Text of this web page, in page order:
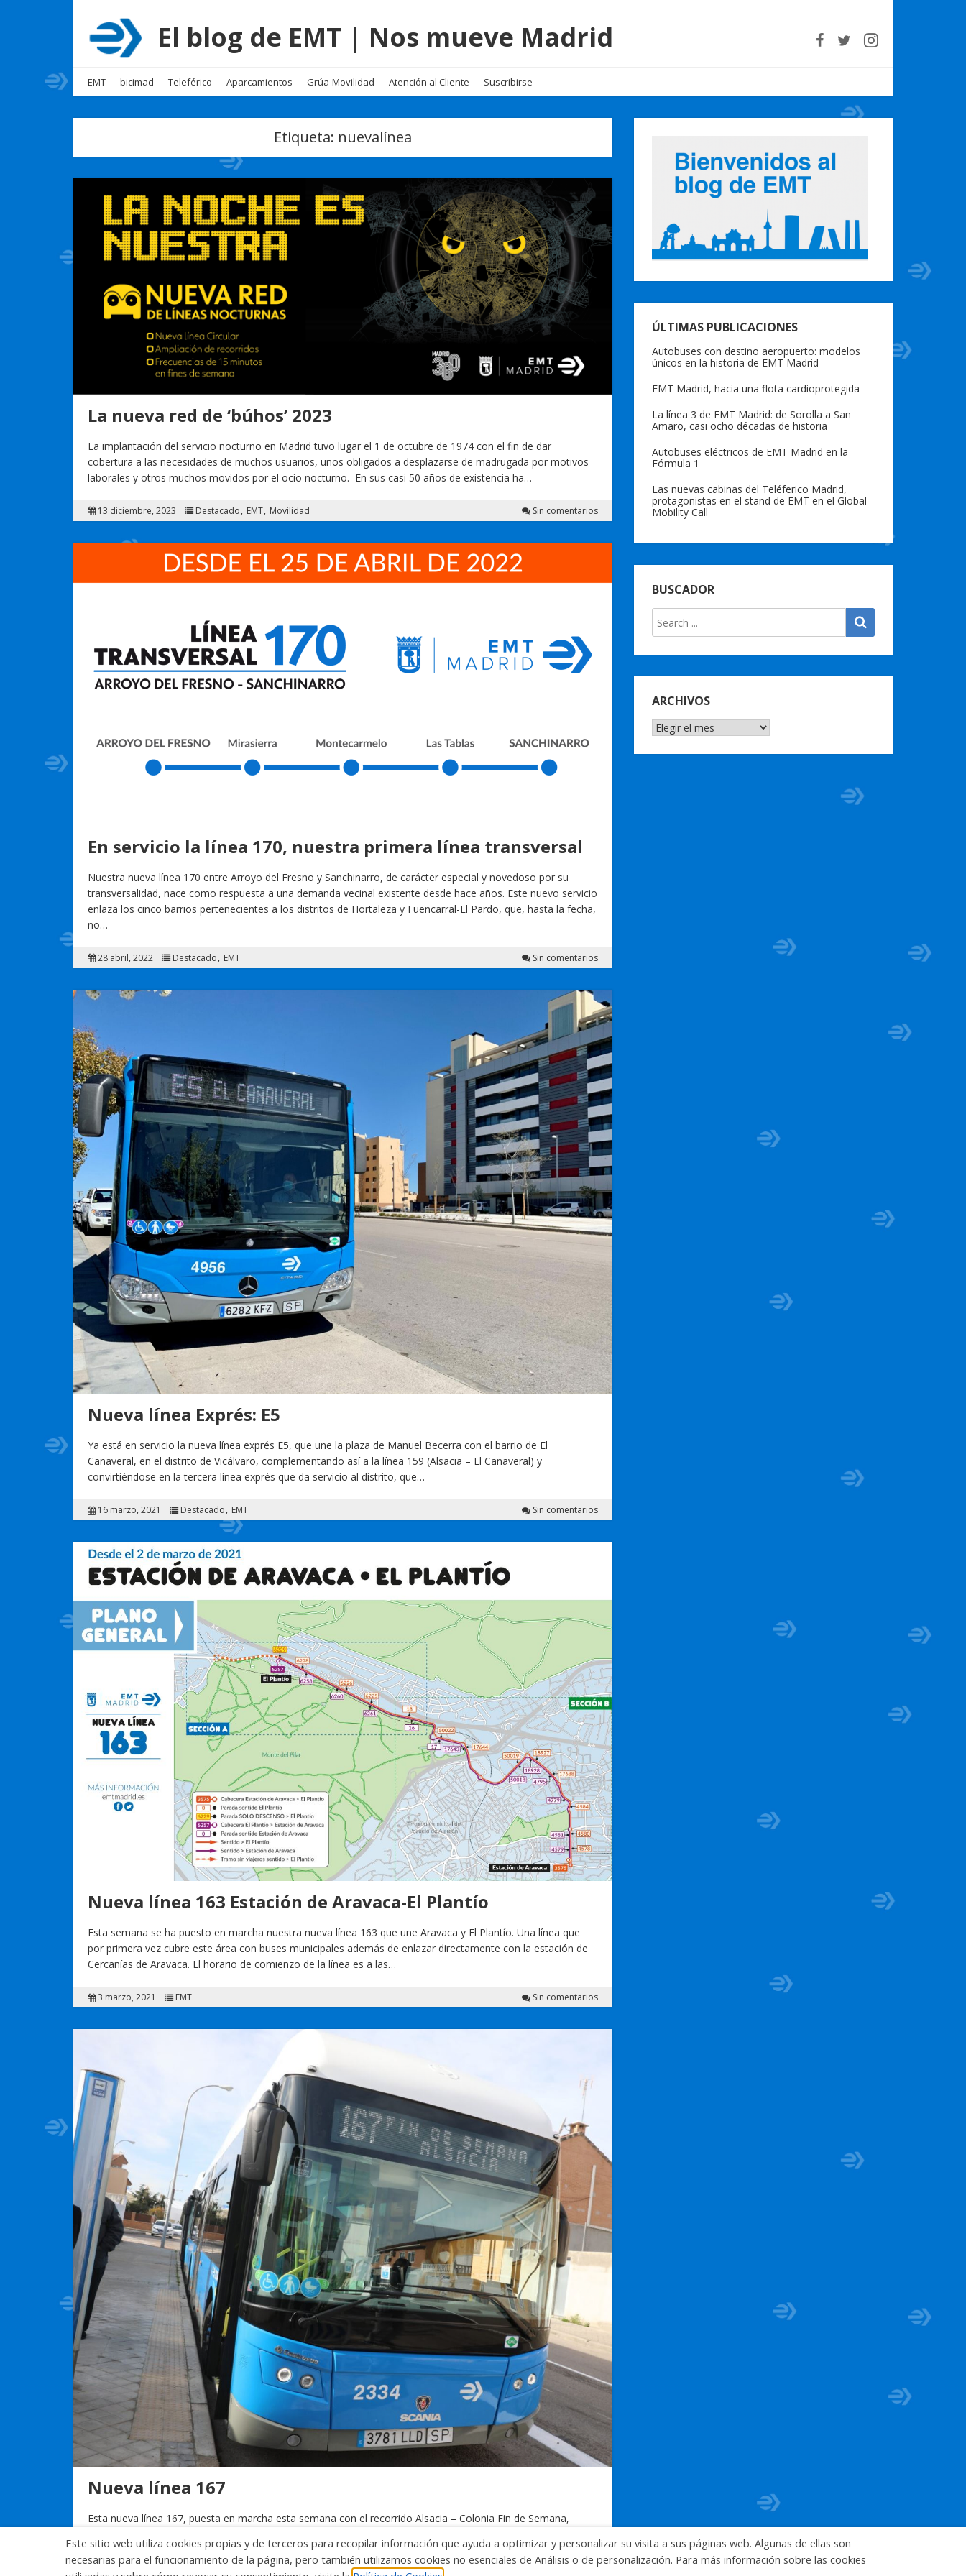
El blog de EMT | Nos mueve Madrid
EMT bicimad Teleférico Aparcamientos Grúa-Movilidad Atención al Cliente Suscribirse
Etiqueta: nuevalínea
La nueva red de ‘búhos’ 2023
La implantación del servicio nocturno en Madrid tuvo lugar el 1 de octubre de 1974 con el fin de dar
cobertura a las necesidades de muchos usuarios, unos obligados a desplazarse de madrugada por motivos
laborales y otros muchos movidos por el ocio nocturno. En sus casi 50 años de existencia ha…
13 diciembre, 2023 Destacado EMT Movilidad Sin comentarios
En servicio la línea 170, nuestra primera línea transversal
Nuestra nueva línea 170 entre Arroyo del Fresno y Sanchinarro, de carácter especial y novedoso por su
transversalidad, nace como respuesta a una demanda vecinal existente desde hace años. Este nuevo servicio
enlaza los cinco barrios pertenecientes a los distritos de Hortaleza y Fuencarral-El Pardo, que, hasta la fecha,
no…
28 abril, 2022 Destacado EMT Sin comentarios
Nueva línea Exprés: E5
Ya está en servicio la nueva línea exprés E5, que une la plaza de Manuel Becerra con el barrio de El
Cañaveral, en el distrito de Vicálvaro, complementando así a la línea 159 (Alsacia – El Cañaveral) y
convirtiéndose en la tercera línea exprés que da servicio al distrito, que…
16 marzo, 2021 Destacado EMT Sin comentarios
Nueva línea 163 Estación de Aravaca-El Plantío
Esta semana se ha puesto en marcha nuestra nueva línea 163 que une Aravaca y El Plantío. Una línea que
por primera vez cubre este área con buses municipales además de enlazar directamente con la estación de
Cercanías de Aravaca. El horario de comienzo de la línea es a las…
3 marzo, 2021 EMT Sin comentarios
Nueva línea 167
Esta nueva línea 167, puesta en marcha esta semana con el recorrido Alsacia – Colonia Fin de Semana,
que han experimentado una fuerte expansión en los últimos años. Además de ser un…
ÚLTIMAS PUBLICACIONES
Autobuses con destino aeropuerto: modelos
únicos en la historia de EMT Madrid
EMT Madrid, hacia una flota cardioprotegida
La línea 3 de EMT Madrid: de Sorolla a San
Amaro, casi ocho décadas de historia
Autobuses eléctricos de EMT Madrid en la
Fórmula 1
Las nuevas cabinas del Teléferico Madrid,
protagonistas en el stand de EMT en el Global
Mobility Call
BUSCADOR
ARCHIVOS
ARCHIVOS
Este sitio web utiliza cookies propias y de terceros para recopilar información que ayuda a optimizar y personalizar su visita a sus páginas web. Algunas de ellas son
necesarias para el funcionamiento de la página, pero también utilizamos cookies no esenciales de Análisis o de personalización. Para más información sobre las cookies